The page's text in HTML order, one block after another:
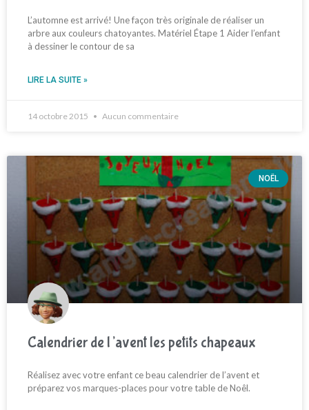
L’automne est arrivé! Une façon très originale de réaliser un
arbre aux couleurs chatoyantes. Matériel Étape 1 Aider l’enfant
à dessiner le contour de sa
LIRE LA SUITE »
14 octobre 2015 Aucun commentaire
NOËL
Calendrier de l’avent les petits chapeaux
Réalisez avec votre enfant ce beau calendrier de l’avent et
préparez vos marques-places pour votre table de Noêl.